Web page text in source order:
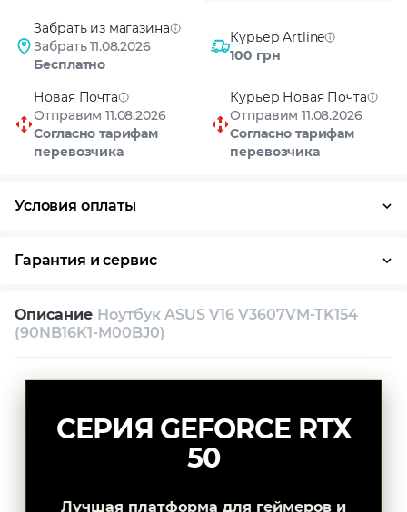
Забрать из магазина
Забрать 11.08.2026
Бесплатно
Курьер Artline
100 грн
Новая Почта
Отправим 11.08.2026
Согласно тарифам
перевозчика
Курьер Новая Почта
Отправим 11.08.2026
Согласно тарифам
перевозчика
Условия оплаты
Гарантия и сервис
Возврат и обмен в течение 14 дней
Описание Ноутбук ASUS V16 V3607VM-TK154
(90NB16K1-M00BJ0)
СЕРИЯ GEFORCE RTX
50
Лучшая платформа для геймеров и